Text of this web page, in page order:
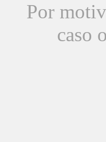
Por
caso